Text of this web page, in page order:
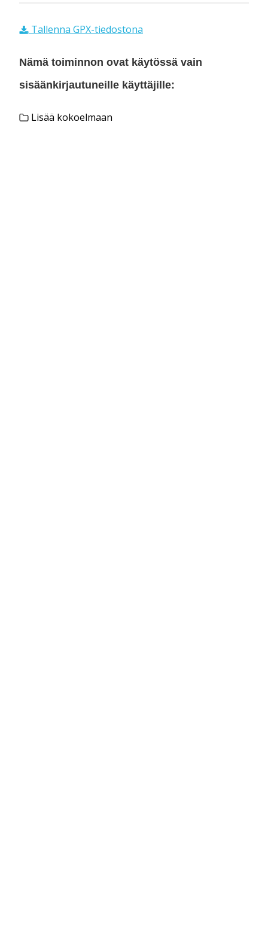
Tallenna GPX-tiedostona
Nämä toiminnon ovat käytössä vain
sisäänkirjautuneille käyttäjille:
Lisää kokoelmaan